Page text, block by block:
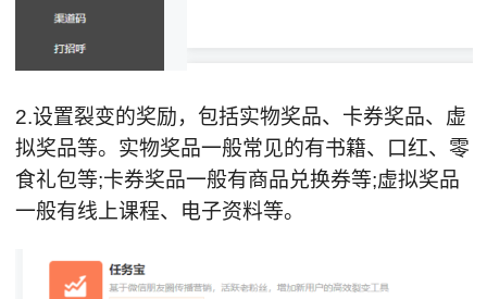
2.设置裂变的奖励，包括实物奖品、卡券奖品、虚
拟奖品等。实物奖品一般常见的有书籍、口红、零
食礼包等;卡券奖品一般有商品兑换券等;虚拟奖品
一般有线上课程、电子资料等。